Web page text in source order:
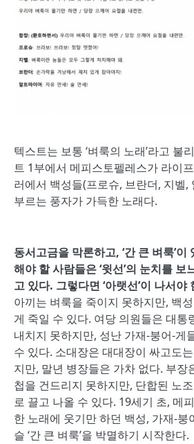
텍스트는 보통 ‘벼룩의 노래’라고 불
트 1부에서 메피스토펠레스가 라이
러에서 백성들(프로슈, 브란더, 지벨,
부르는 풍자가 가득한 노래다.
동서고금을 막론하고, ‘간 큰 벼룩’이
해야 할 사람들은‘윗선’의 눈치를 보
고 있다. 그렇다면 ‘아랫선’이 나서야
아끼는 벼룩을 죽이지 못하지만, 백
게 죽일 수 있다. 여당 의원들은 대통
내치지 못하지만, 성난 가재-붕어-게
수 있다. 소대장은 대대장이 싸고도
지만, 말년 병장들은 가차 없다. 부장
첩을 건드리지 못하지만, 단합된 노
로 끌고 나올 수 있다. 19세기 초, 메
한 노래에 웃기만 하던 백성, 가재-붕
슬 ‘간 큰 벼룩’을 박멸하기 시작한다.